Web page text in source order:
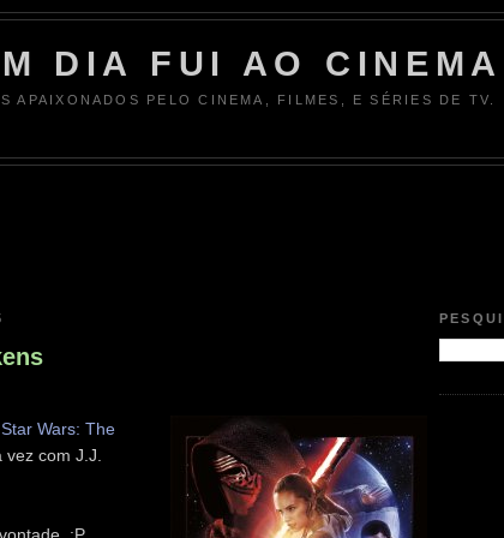
DIA FUI AO CINEMA
APAIXONADOS PELO CINEMA, FILMES, E SÉRIES DE TV.
Star Wars: The
com J.J.